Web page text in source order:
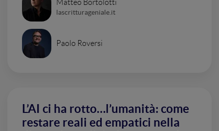
Matteo Bortolotti
lascritturageniale.it
Paolo Roversi
L’AI ci ha rotto…l’umanità: come
restare reali ed empatici nella